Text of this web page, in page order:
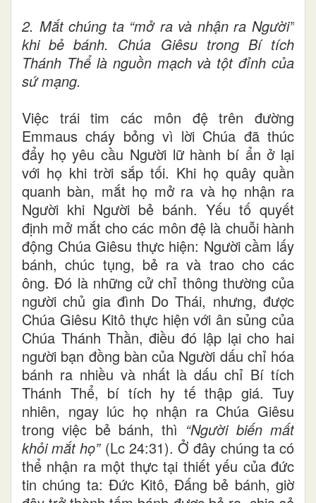
2. Mắt chúng ta “mở ra và nhận ra Người”
khi bẻ bánh. Chúa Giêsu trong Bí tích
Thánh Thể là nguồn mạch và tột đỉnh của
sứ mạng.
Việc trái tim các môn đệ trên đường
Emmaus cháy bỏng vì lời Chúa đã thúc
đẩy họ yêu cầu Người lữ hành bí ẩn ở lại
với họ khi trời sắp tối. Khi họ quây quần
quanh bàn, mắt họ mở ra và họ nhận ra
Người khi Người bẻ bánh. Yếu tố quyết
định mở mắt cho các môn đệ là chuỗi hành
động Chúa Giêsu thực hiện: Người cầm lấy
bánh, chúc tụng, bẻ ra và trao cho các
ông. Đó là những cử chỉ thông thường của
người chủ gia đình Do Thái, nhưng, được
Chúa Giêsu Kitô thực hiện với ân sủng của
Chúa Thánh Thần, điều đó lập lại cho hai
người bạn đồng bàn của Người dấu chỉ hóa
bánh ra nhiều và nhất là dấu chỉ Bí tích
Thánh Thể, bí tích hy tế thập giá. Tuy
nhiên, ngay lúc họ nhận ra Chúa Giêsu
trong việc bẻ bánh, thì “Người biến mất
khỏi mắt họ”(Lc 24:31). Ở đây chúng ta có
thể nhận ra một thực tại thiết yếu của đức
tin chúng ta: Đức Kitô, Đấng bẻ bánh, giờ